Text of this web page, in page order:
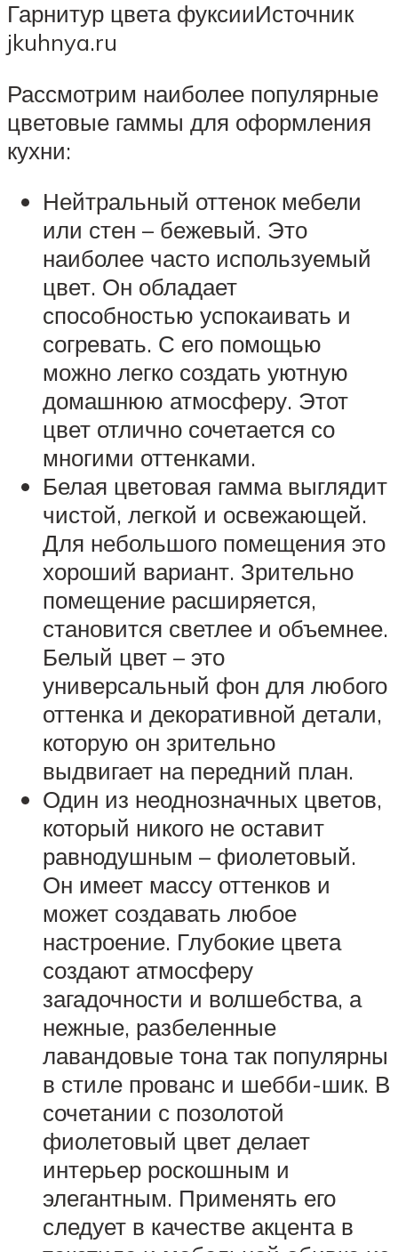
Гарнитур цвета фуксииИсточник
jkuhnya.ru
Рассмотрим наиболее популярные
цветовые гаммы для оформления
кухни:
Нейтральный оттенок мебели
или стен – бежевый. Это
наиболее часто используемый
цвет. Он обладает
способностью успокаивать и
согревать. С его помощью
можно легко создать уютную
домашнюю атмосферу. Этот
цвет отлично сочетается со
многими оттенками.
Белая цветовая гамма выглядит
чистой, легкой и освежающей.
Для небольшого помещения это
хороший вариант. Зрительно
помещение расширяется,
становится светлее и объемнее.
Белый цвет – это
универсальный фон для любого
оттенка и декоративной детали,
которую он зрительно
выдвигает на передний план.
Один из неоднозначных цветов,
который никого не оставит
равнодушным – фиолетовый.
Он имеет массу оттенков и
может создавать любое
настроение. Глубокие цвета
создают атмосферу
загадочности и волшебства, а
нежные, разбеленные
лавандовые тона так популярны
в стиле прованс и шебби-шик. В
сочетании с позолотой
фиолетовый цвет делает
интерьер роскошным и
элегантным. Применять его
следует в качестве акцента в